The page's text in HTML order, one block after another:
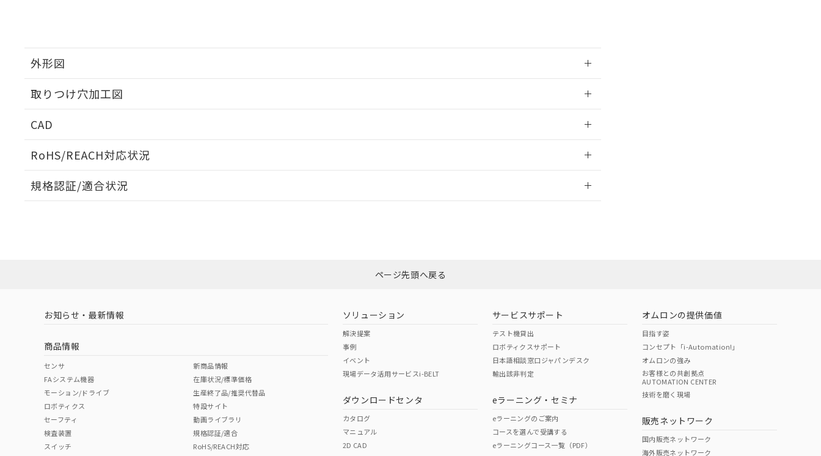
外形図
取りつけ穴加工図
CAD
RoHS/REACH対応状況
EU RoHS 注意事項・凡例
ダウンロードはこちら
中国 RoHS 注意事項・凡例
中国 RoHS表
Pb Hg Cr(VI)
O O
規格認証/適合状況
（イギリス
（ノルウェー
（日本
（アメリカ
この製品の規格認証/適合状況ページへ
その他の認証はこちらのページからご検索ください
ページ先頭へ戻る
お知らせ・最新情報
商品情報
センサ
FAシステム機器
モーション/ドライブ
ロボティクス
セーフティ
検査装置
スイッチ
新商品情報
在庫状況/標準価格
生産終了品/推奨代替品
特設サイト
動画ライブラリ
規格認証/適合
RoHS/REACH対応
ソリューション
解決提案
事例
イベント
現場データ活用サービスi-BELT
ダウンロードセンタ
カタログ
マニュアル
2D CAD
サービスサポート
テスト機貸出
ロボティクスサポート
日本語相談窓口ジャパンデスク
輸出該非判定
eラーニング・セミナ
eラーニングのご案内
コースを選んで受講する
eラーニングコース一覧（PDF）
オムロンの提供価値
目指す姿
コンセプト「i-Automation!」
オムロンの強み
お客様との共創拠点
AUTOMATION CENTER
技術を磨く現場
販売ネットワーク
国内販売ネットワーク
海外販売ネットワーク